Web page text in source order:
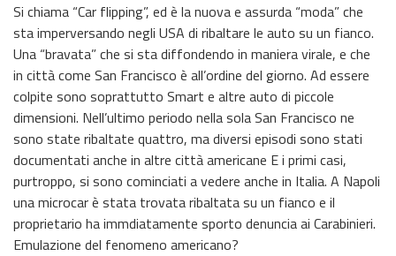
Si chiama “Car flipping”, ed è la nuova e assurda “moda” che
sta imperversando negli USA di ribaltare le auto su un fianco.
Una “bravata” che si sta diffondendo in maniera virale, e che
in città come San Francisco è all’ordine del giorno. Ad essere
colpite sono soprattutto Smart e altre auto di piccole
dimensioni. Nell’ultimo periodo nella sola San Francisco ne
sono state ribaltate quattro, ma diversi episodi sono stati
documentati anche in altre città americane E i primi casi,
purtroppo, si sono cominciati a vedere anche in Italia. A Napoli
una microcar è stata trovata ribaltata su un fianco e il
proprietario ha immdiatamente sporto denuncia ai Carabinieri.
Emulazione del fenomeno americano?